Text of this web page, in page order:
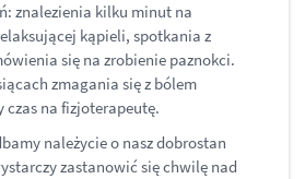
znalezienia kilku minut na
kąpieli, spotkania z
się na zrobienie paznokci.
zmagania się z bólem
czas na fizjoterapeutę.
należycie o nasz dobrostan
zastanowić się chwilę nad